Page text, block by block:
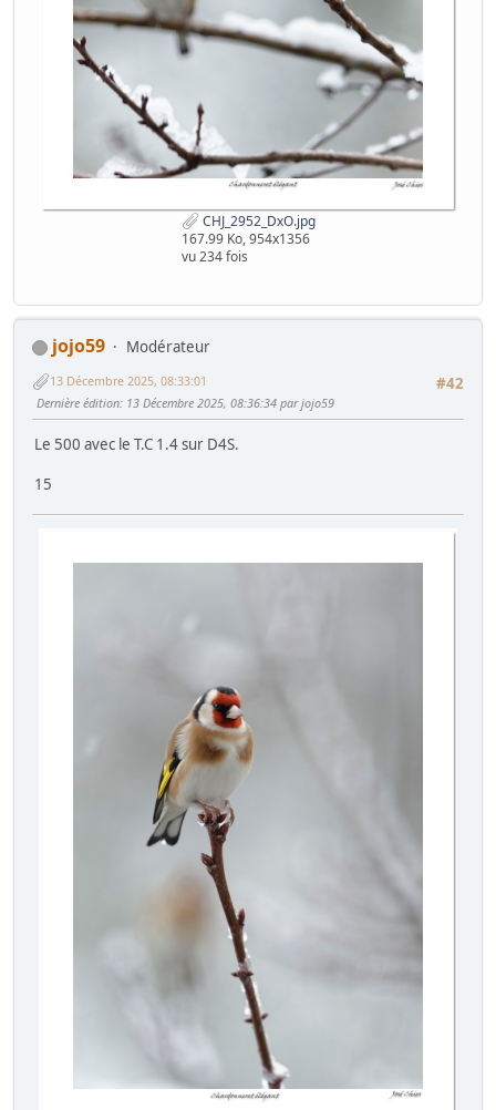
CHJ_2952_DxO.jpg
167.99 Ko, 954x1356
vu 234 fois
jojo59
Modérateur
#42
13 Décembre 2025, 08:33:01
Dernière édition: 13 Décembre 2025, 08:36:34 par jojo59
Le 500 avec le T.C 1.4 sur D4S.
15